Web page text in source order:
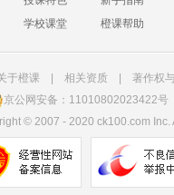
学校课堂 橙课帮助
于橙课| 相关资质 著作权
京公网安备：11010802023422号
©2007 - 2020 ck100.com Inc.